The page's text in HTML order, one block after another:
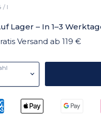
/ l
Lager – In 1–3
Versand ab 119 €